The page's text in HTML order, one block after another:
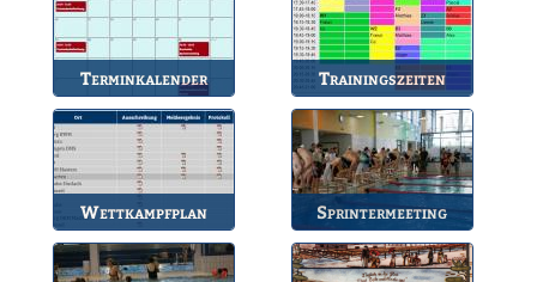
Terminkalender
Die Termine des BSV.
Trainingszeiten
Bahnbelegungen der
Gruppen.
Wettkampfplan
Übersicht der aktuellen
Wettkämpfe.
Sprintermeeting
Jährlicher Wettkampf
des BSV.